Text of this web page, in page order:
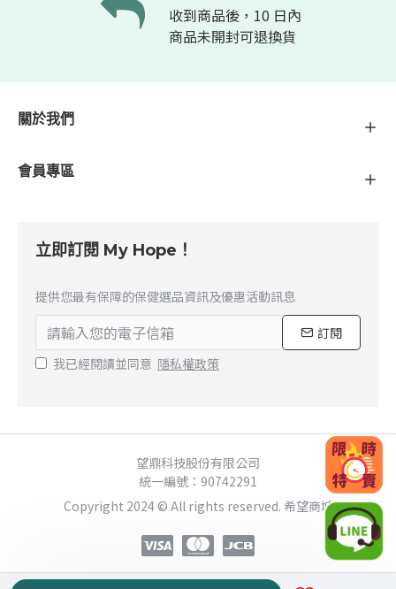
收到商品後，10 日內
商品未開封可退換貨
關於我們
會員專區
立即訂閱 My Hope！
提供您最有保障的保健選品資訊及優惠活動訊息
訂閱
我已經閱讀並同意 隱私權政策
望鼎科技股份有限公司
統一編號：90742291
Copyright 2024 © All rights reserved. 希望商城